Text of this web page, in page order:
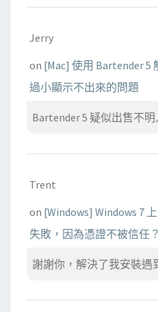
Jerry
on [Mac] 使用 Bartender 5
過小顯示不出來的問題
Bartender 5 疑似出售不明
Trent
on [Windows] Windows 7
失敗，因為憑證不被信任？
謝謝你，解決了我安裝遇